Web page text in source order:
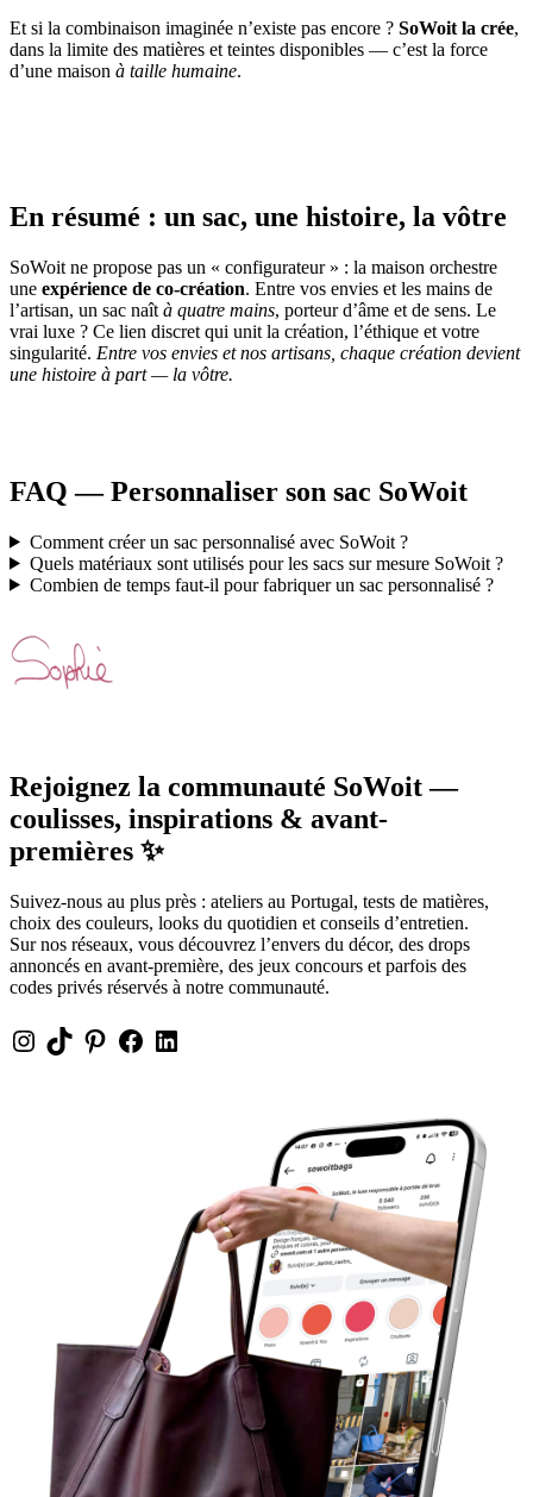
Et si la combinaison imaginée n’existe pas encore ? SoWoit la crée,
dans la limite des matières et teintes disponibles — c’est la force
d’une maison à taille humaine.
En résumé : un sac, une histoire, la vôtre
SoWoit ne propose pas un « configurateur » : la maison orchestre
une expérience de co-création. Entre vos envies et les mains de
l’artisan, un sac naît à quatre mains, porteur d’âme et de sens. Le
vrai luxe ? Ce lien discret qui unit la création, l’éthique et votre
singularité. Entre vos envies et nos artisans, chaque création devient
une histoire à part — la vôtre.
FAQ — Personnaliser son sac SoWoit
Comment créer un sac personnalisé avec SoWoit ?
Quels matériaux sont utilisés pour les sacs sur mesure SoWoit ?
Combien de temps faut-il pour fabriquer un sac personnalisé ?
Rejoignez la communauté SoWoit —
coulisses, inspirations & avant-
premières ✨
Suivez-nous au plus près : ateliers au Portugal, tests de matières,
choix des couleurs, looks du quotidien et conseils d’entretien.
Sur nos réseaux, vous découvrez l’envers du décor, des drops
annoncés en avant-première, des jeux concours et parfois des
codes privés réservés à notre communauté.
Instagram TikTok Pinterest Facebook LinkedIn